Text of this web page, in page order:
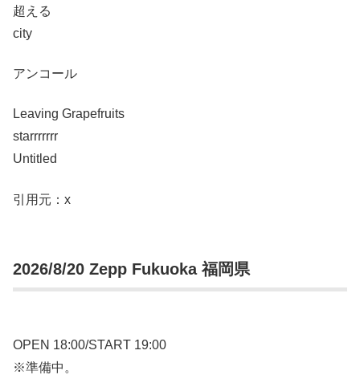
超える
city
アンコール
Leaving Grapefruits
starrrrrrr
Untitled
引用元：x
2026/8/20 Zepp Fukuoka 福岡県
OPEN 18:00/START 19:00
※準備中。